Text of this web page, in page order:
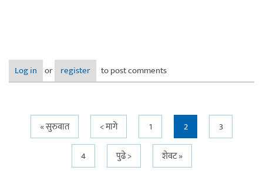
Log in or register to post comments
Pages« सुरुवात < मागे 1 2
3
4
पुढे > शेवट »